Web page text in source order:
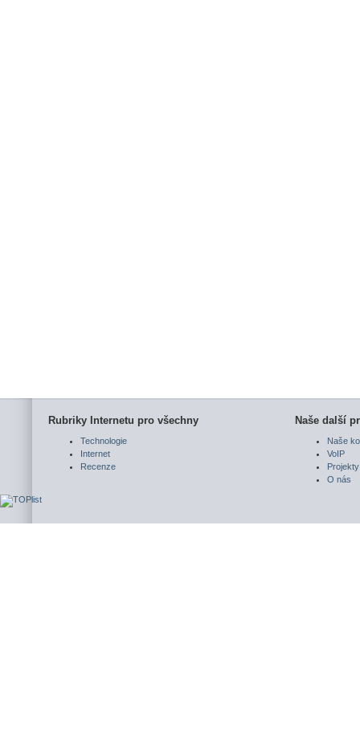
Rubriky Internetu pro všechny
Technologie
Internet
Recenze
Naše další
Naše
VoIP
Projekty
O nás